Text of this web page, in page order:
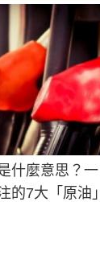
什麼意思？一
的7大「原油」